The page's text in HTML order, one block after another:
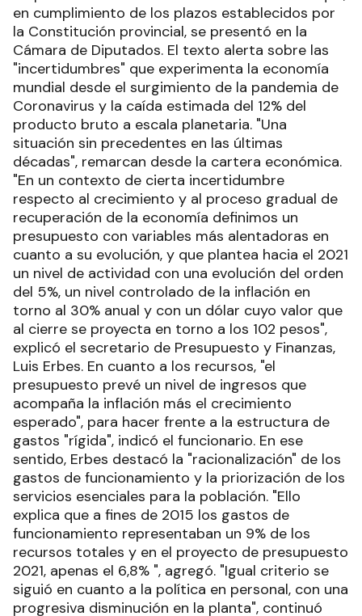
en cumplimiento de los plazos establecidos por
la Constitución provincial, se presentó en la
Cámara de Diputados. El texto alerta sobre las
"incertidumbres" que experimenta la economía
mundial desde el surgimiento de la pandemia de
Coronavirus y la caída estimada del 12% del
producto bruto a escala planetaria. "Una
situación sin precedentes en las últimas
décadas", remarcan desde la cartera económica.
"En un contexto de cierta incertidumbre
respecto al crecimiento y al proceso gradual de
recuperación de la economía definimos un
presupuesto con variables más alentadoras en
cuanto a su evolución, y que plantea hacia el 2021
un nivel de actividad con una evolución del orden
del 5%, un nivel controlado de la inflación en
torno al 30% anual y con un dólar cuyo valor que
al cierre se proyecta en torno a los 102 pesos",
explicó el secretario de Presupuesto y Finanzas,
Luis Erbes. En cuanto a los recursos, "el
presupuesto prevé un nivel de ingresos que
acompaña la inflación más el crecimiento
esperado", para hacer frente a la estructura de
gastos "rígida", indicó el funcionario. En ese
sentido, Erbes destacó la "racionalización" de los
gastos de funcionamiento y la priorización de los
servicios esenciales para la población. "Ello
explica que a fines de 2015 los gastos de
funcionamiento representaban un 9% de los
recursos totales y en el proyecto de presupuesto
2021, apenas el 6,8% ", agregó. "Igual criterio se
siguió en cuanto a la política en personal, con una
progresiva disminución en la planta", continuó